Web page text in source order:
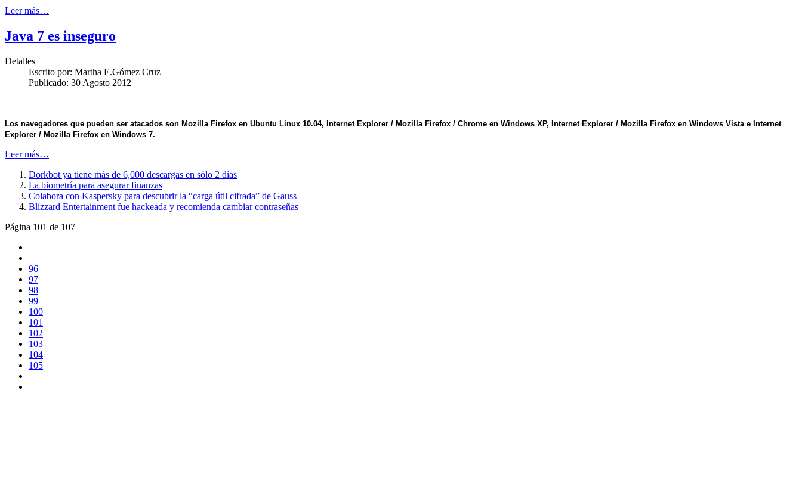
Leer más…
Java 7 es inseguro
Detalles
Escrito por: Martha E.Gómez Cruz
Publicado: 30 Agosto 2012
Los navegadores que pueden ser atacados son Mozilla Firefox en Ubuntu Linux 10.04, Internet Explorer / Mozilla Firefox / Chrome en Windows XP, Internet Explorer / Mozilla Firefox en Windows Vista e Internet
Explorer / Mozilla Firefox en Windows 7.
Leer más…
Dorkbot ya tiene más de 6,000 descargas en sólo 2 días
La biometría para asegurar finanzas
Colabora con Kaspersky para descubrir la “carga útil cifrada” de Gauss
Blizzard Entertainment fue hackeada y recomienda cambiar contraseñas
Página 101 de 107
96
97
98
99
100
101
102
103
104
105